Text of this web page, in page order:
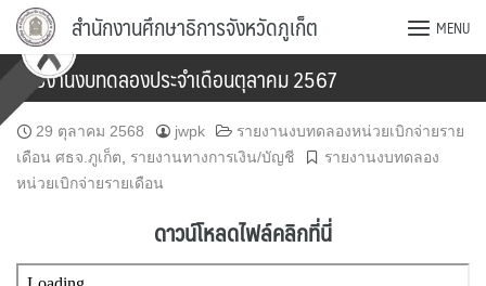
Skip
content
สำนักงานศึกษาธิการจังหวัดภูเก็ต MENU
รายงานงบทดลองประจำเดือนตุลาคม 2567
29 ตุลาคม 2568 jwpk
รายงานงบทดลองหน่วยเบิกจ่ายราย
เดือน ศธจ.ภูเก็ต
รายงานทางการเงิน/บัญชี
รายงานงบทดลอง
หน่วยเบิกจ่ายรายเดือน
ดาวน์โหลดไฟล์คลิกที่นี่